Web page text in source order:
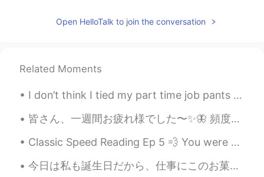
昨日、さくらについてのヘロートーク
のコメント。
る」言った。
「ほとんどの人はさくらだけ気にす
る」
言った。
写真を取りました。
Open HelloTalk to join the conversation
Related Moments
I don’t think I tied my part time job pants correctly in the first pic 😹reminds me of Chihiros wo...
皆さん、一週間お疲れ様でした〜✨🦋 頻度の表現： 「oftenしばしば」って結局どれくらいの頻度？完壁にしよう！ 頻繁度80〜100％ → always ＝ いつも →...
Classic Speed Reading Ep 5 💨 You were not born a statue Nor rooted like a tree. You were born ...
今日は私も誕生日だから、仕事にこのお菓子を食べてる😁 Since today is my birthday, I’m eating these sweets in my office スタバに...